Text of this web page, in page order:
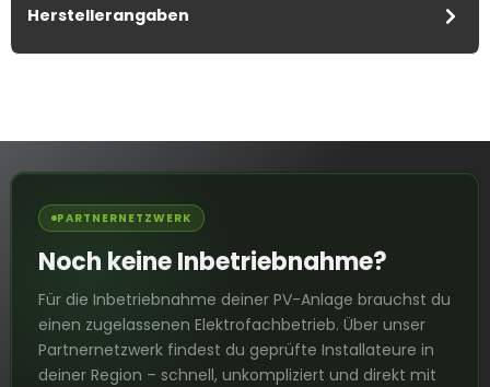
Herstellerangaben
PARTNERNETZWERK
Noch keine Inbetriebnahme?
Für die Inbetriebnahme deiner PV-Anlage brauchst du
einen zugelassenen Elektrofachbetrieb. Über unser
Partnernetzwerk findest du geprüfte Installateure in
deiner Region – schnell, unkompliziert und direkt mit